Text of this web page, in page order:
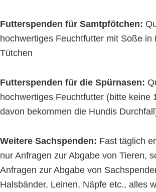
Futterspenden für Samtpfötchen:
hochwertiges Feuchtfutter mit Soße in
Tütchen
Futterspenden für die Spürnasen:
hochwertiges Feuchtfutter (bitte keine
davon bekommen die Hundis
Weitere Sachspenden: Fast täglich
nur Anfragen zur Abgabe von Tieren,
Anfragen zur Abgabe von
Halsbänder, Leinen, Näpfe etc., alles